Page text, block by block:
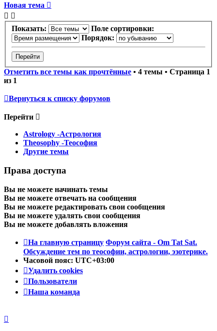
Новая тема
Показать:
Поле сортировки:
Порядок:
Отметить все темы как прочтённые • 4 темы • Страница 1
из 1
Вернуться к списку форумов
Перейти
Astrology -Астрология
Theosophy -Теософия
Другие темы
Права доступа
Вы не можете начинать темы
Вы не можете отвечать на сообщения
Вы не можете редактировать свои сообщения
Вы не можете удалять свои сообщения
Вы не можете добавлять вложения
На главную страницу Форум сайта - Om Tat Sat.
Обсуждение тем по теософии, астрологии, эзотерике.
Часовой пояс: UTC+03:00
Удалить cookies
Пользователи
Наша команда